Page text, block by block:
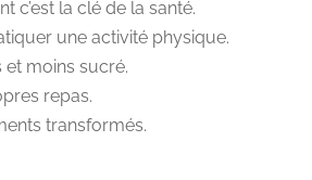
c’est la clé de la santé.
une activité physique.
et moins sucré.
repas.
transformés.